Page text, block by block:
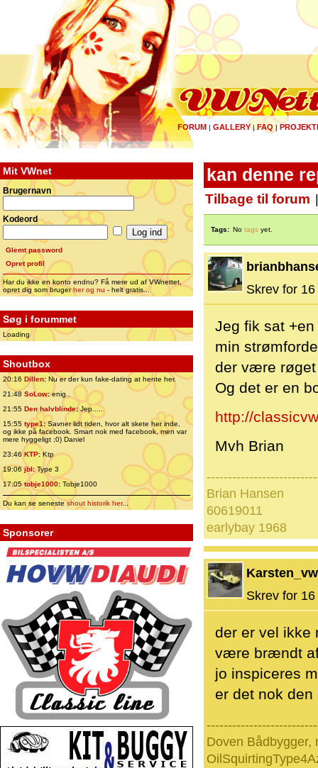
FORUM | GALLERY|FAQ |
Mit VWnet
Brugernavn
Kodeord
Glemt password
Opret profil
Har du ikke en konto endnu? Få mere ud af VWnettet,
opret dig som brugerher og nu - helt gratis...
Søg i forummet
Loading
Shoutbox
20:16 Dillen: Nu er der kun fake-dating at hente her.
21:48 SoLow:enig..
21:55 Den halvblinde:Jep.....
15:55 type1:Savner lidt tiden, hvor alt skete her inde,
og ikke på facebook. Smart nok med facebook, men var
mere hyggeligt ;0) Daniel
23:46 KTP:Ktp
19:06jbl:Type 3
17:05tobje1000: Tobje1000
Du kan se senesteshout historik her...
Sponsorer
kan denne
Tilbage til forum
Tags: No tags yet.
Skrev for
Jeg fik sat
min
der være
Og det er en
http://
Mvh Brian
Brian Hansen
60619011
earlybay 1968
Karsten_vw
Skrev for
der er vel ikke
være brændt af
jo inspiceres
er det nok
Doven